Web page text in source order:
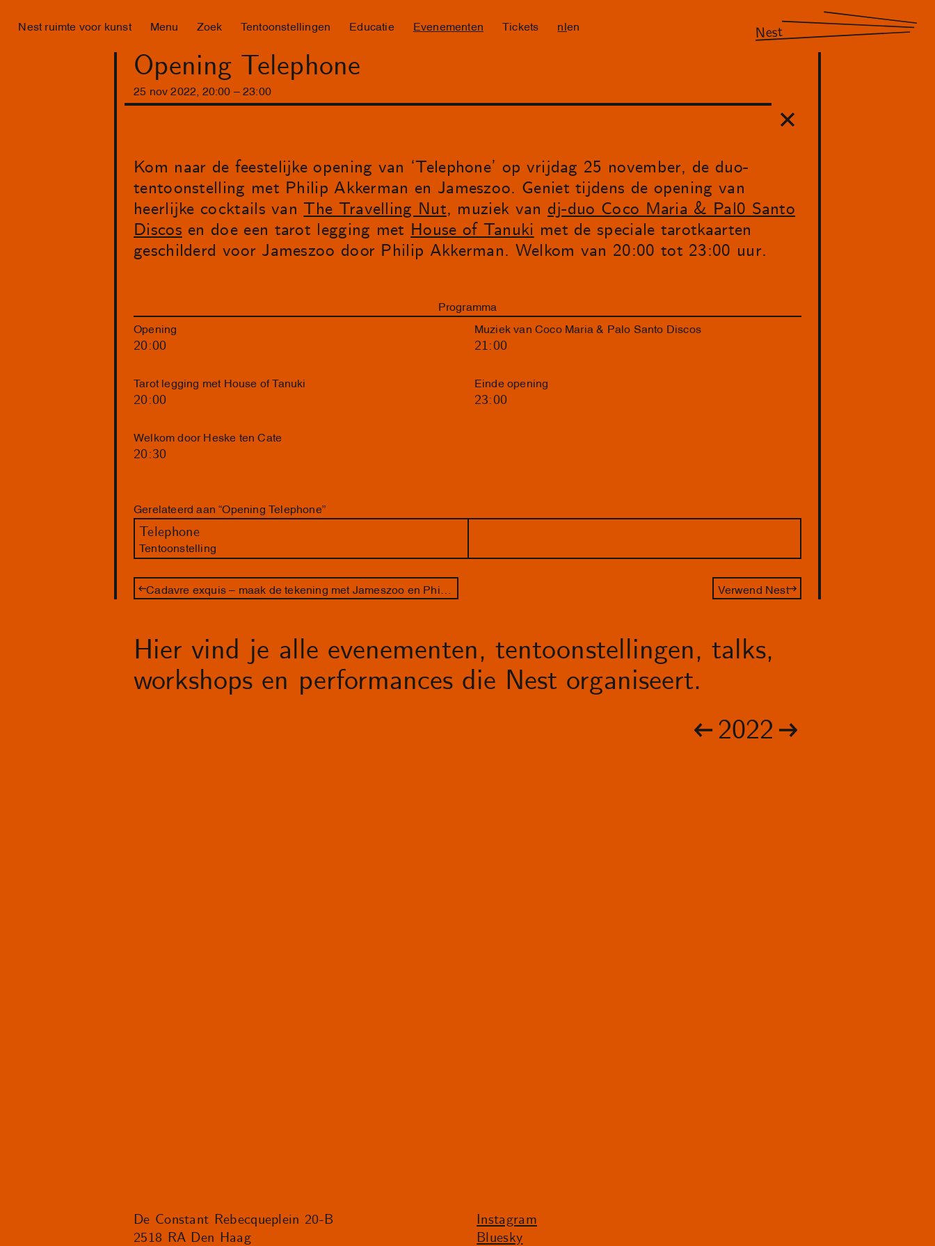
Nest ruimte voor kunst Menu Zoek Tentoonstellingen Educatie Evenementen Tickets nl en Nest
Opening Telephone
25 nov 2022 20:00 –23 : 00
Kom naar de feestelijke opening van ‘Telephone’ op vrijdag 25 november, de duo-
tentoonstelling met Philip Akkerman en Jameszoo. Geniet tijdens de opening van
heerlijke cocktails vanThe Travelling Nut, muziek van dj-duo Coco Maria & Pal0 Santo
Discos en doe een tarot legging met House of Tanuki met de speciale tarotkaarten
geschilderd voor Jameszoo door Philip Akkerman. Welkom van 20:00 tot 23:00 uur.
Programma
Opening
20:00
Tarot legging met House of Tanuki
20:00
Welkom door Heske ten Cate
20:30
Muziek van Coco Maria & Palo Santo Discos
21:00
Einde opening
23:00
Gerelateerd aan “Opening Telephone”
Telephone
Tentoonstelling
Verwend Nest
Hier vind je alle evenementen, tentoonstellingen, talks,
workshops en performances die Nest organiseert.
2022
De Constant Rebecqueplein 20-B
2518 RA Den Haag
Instagram
Bluesky